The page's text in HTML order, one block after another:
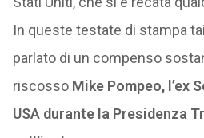
In queste testate di stampa
parlato di un compenso
riscosso Mike Pompeo, l’ex
USA durante la Presidenza